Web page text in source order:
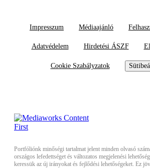
Impresszum Médiaajánló
Adatvédelem Hirdetési ÁSZF
Cookie Szabályzatok
Portfóliónk minőségi tartalmat jelent minden olvasó
országos lefedettséget és változatos megjelenési
keressük az új irányokat és fejlődési lehetőségeket. Ez